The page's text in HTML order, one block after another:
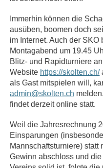
Immerhin können die
ausüben, boomen doch
im Internet. Auch der
Montagabend um 19.45
Blitz- und Rapidturniere
Website https://skolten.ch/
als Gast mitspielen will,
admin@skolten.ch
findet derzeit online statt.
Weil die Jahresrechnung
Einsparungen
Mannschaftsturniere) statt
Gewinn abschloss und